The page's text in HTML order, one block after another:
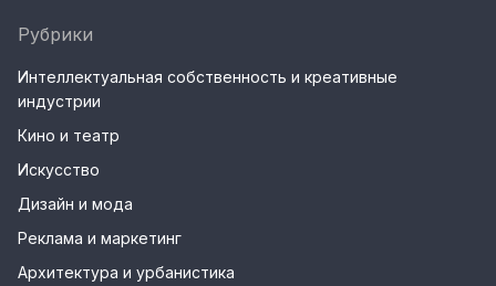
Рубрики
Интеллектуальная собственность и креативные
индустрии
Кино и театр
Искусство
Дизайн и мода
Реклама и маркетинг
Архитектура и урбанистика